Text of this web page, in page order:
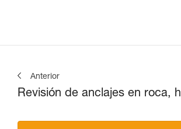
Anterior
Revisión de anclajes en roca,